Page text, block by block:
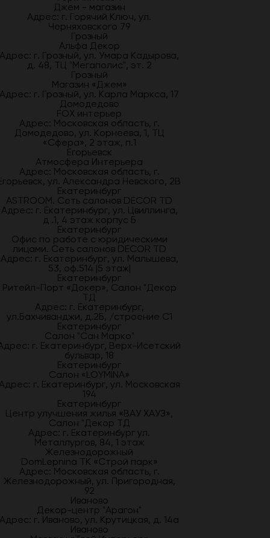
Джем - магазин
Адрес: г. Горячий Ключ, ул.
Черняховского 79
Грозный
Альфа Декор
Адрес: г. Грозный, ул. Умара Кадырова,
д. 48, ТЦ "Мегаполис", эт. 2
Грозный
Магазин «Джем»
Адрес: г. Грозный, ул. Карла Маркса, 17
Домодедово
FOX интерьер
Адрес: Московская область, г.
Домодедово, ул. Корнеева, 1, ТЦ
«Сфера», 2 этаж, п.1
Егорьевск
Атмосфера Интерьера
Адрес: Московская область, г.
ул. Александра Невского, 2В
Екатеринбург
ASTROOM. Сеть салонов DECOR TD
Адрес: г. Екатеринбург, ул. Цвиллинга,
д .1, 4 этаж корпус Б
Екатеринбург
Офис по работе с юридическими
лицами. Сеть салонов DECOR TD
Адрес: г. Екатеринбург, ул. Малышева,
53, оф.514 |5 этаж|
Екатеринбург
Ритейл-Порт «Докер», Салон "Декор
ТД
Адрес: г. Екатеринбург,
ул.Бахчиванджи, д.2Б, /строение С1
Екатеринбург
Салон "Сан Марко"
г. Екатеринбург, Верх-Исетский
бульвар, 18
Екатеринбург
Салон «LOYMINA»
г. Екатеринбург, ул. Московская
194
Екатеринбург
Центр улучшения жилья «ВАУ ХАУЗ»,
Салон "Декор ТД
Адрес: г. Екатеринбург ул.
Металлургов, 84, 1 этаж
Железнодорожный
DomLepnina ТК «Строй парк»
Адрес: Московская область, г.
Железнодорожный, ул. Пригородная,
92
Иваново
Декор-центр "Арагон"
Адрес: г. Иваново, ул. Крутицкая, д. 14а
Иваново